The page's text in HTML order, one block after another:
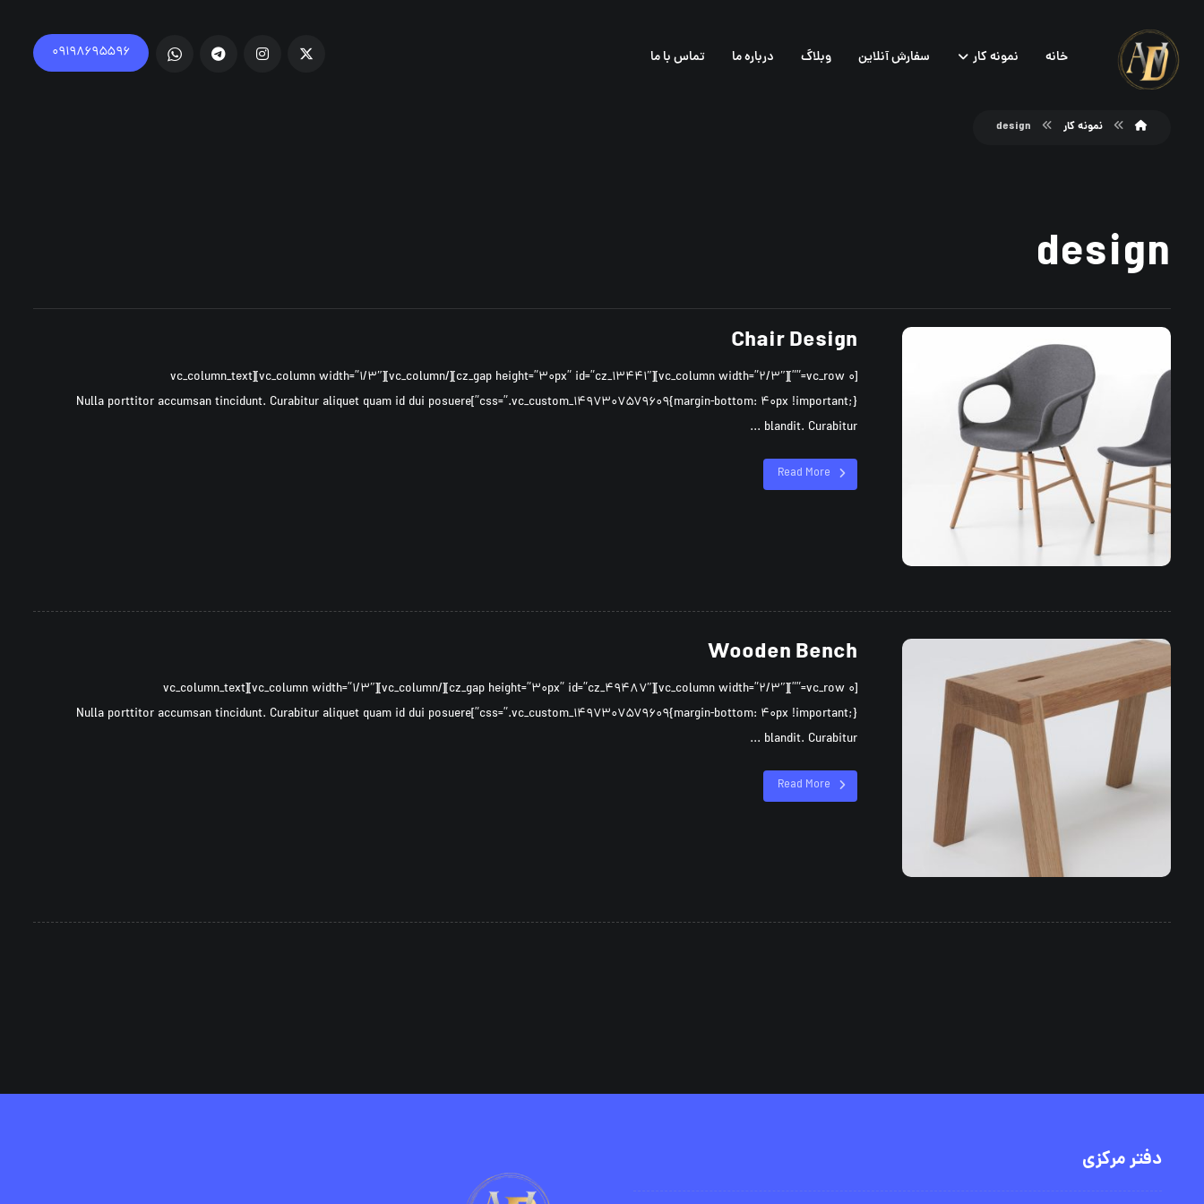
خانه نمونه کار سفارش آنلاین وبلاگ درباره ما تماس با ما ۰۹۱۹۸۶۹۵۵۹۶
نمونه کار design
design
Chair Design
[vc_row ۰=””][vc_column width=”۲/۳″][cz_gap height=”۳۰px” id=”cz_۱۳۴۴۱″][/vc_column][vc_column width=”۱/۳″][vc_column_text
css=”.vc_custom_۱۴۹۷۳۰۷۵۷۹۶۰۹{margin-bottom: ۴۰px !important;}”]Nulla porttitor accumsan tincidunt. Curabitur aliquet quam id dui posuere
blandit. Curabitur ...
Read More
Wooden Bench
[vc_row ۰=””][vc_column width=”۲/۳″][cz_gap height=”۳۰px” id=”cz_۴۹۴۸۷″][/vc_column][vc_column width=”۱/۳″][vc_column_text
css=”.vc_custom_۱۴۹۷۳۰۷۵۷۹۶۰۹{margin-bottom: ۴۰px !important;}”]Nulla porttitor accumsan tincidunt. Curabitur aliquet quam id dui posuere
blandit. Curabitur ...
Read More
دفتر مرکزی